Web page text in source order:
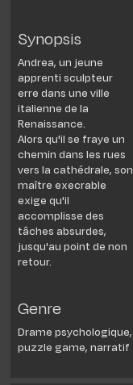
Synopsis
Andrea, un jeune
apprenti sculpteur
erre dans une ville
italienne de la
Renaissance.​
Alors qu'il se fraye un
chemin dans les rues
vers la cathédrale, son
maître execrable
exige qu'il
accomplisse des
tâches absurdes,
jusqu'au point de non
retour.​
Genre
Drame psychologique,
puzzle game, narratif​